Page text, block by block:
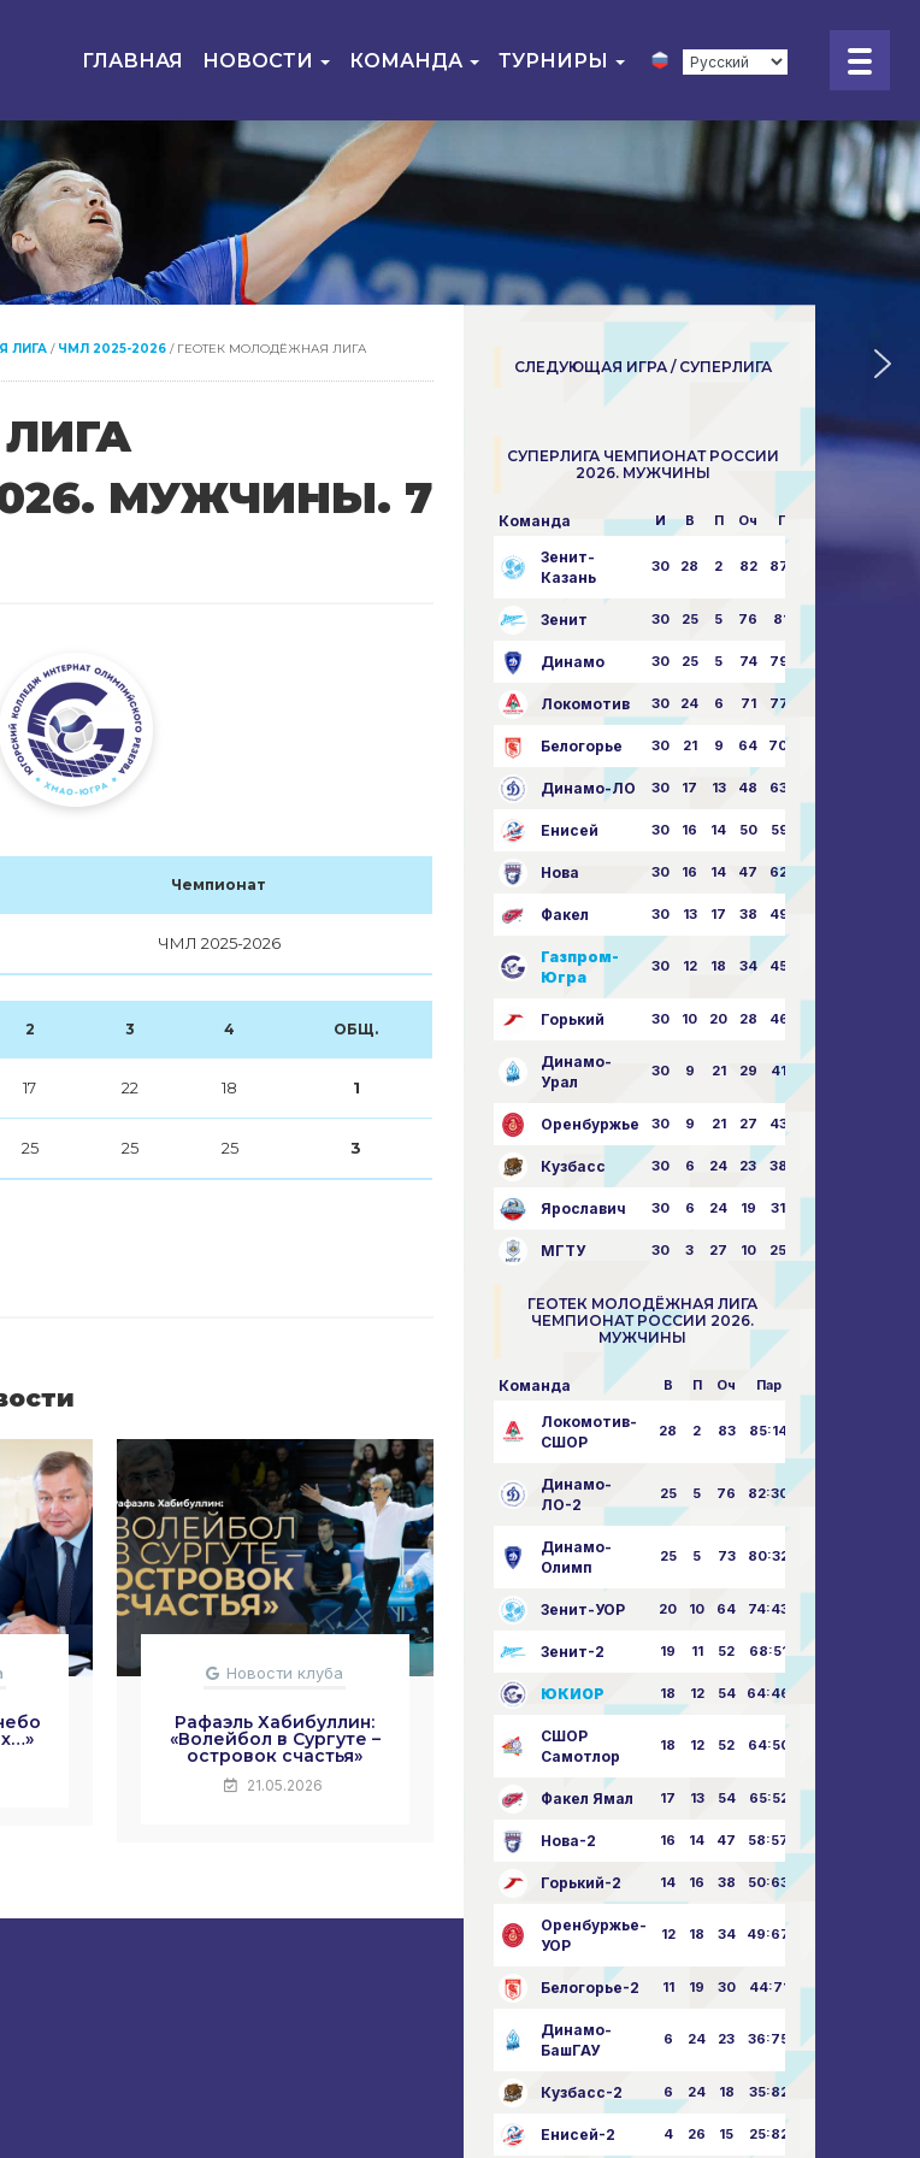
ГЛАВНАЯ НОВОСТИ КОМАНДА ТУРНИРЫ
ЛИГА / ЧМЛ 2025-2026 / ГЕОТЕК МОЛОДЁЖНАЯ ЛИГА
МУЖЧИНЫ. 7
Чемпионат
ЧМЛ 2025-2026
2 3 4 ОБЩ.
17 22 18 1
25 25 25 3
Новости клуба
Рафаэль Хабибуллин:
«Волейбол в Сургуте –
островок счастья»
21.05.2026
С праздником Великой
Победы!
09.05.2026
СЛЕДУЮЩАЯ ИГРА / СУПЕРЛИГА
СУПЕРЛИГА ЧЕМПИОНАТ РОССИИ
2026. МУЖЧИНЫ
Команда И В П Оч Пар
Зенит-
Казань
30 28 2 82 87:24
Зенит 30 25 5 76 81:21
Динамо 30 25 5 74 79:26
Локомотив 30 24 6 71 77:33
Белогорье 30 21 9 64 70:40
Динамо-ЛО 30 17 13 48 63:57
Енисей 30 16 14 50 59:53
Нова 30 16 14 47 62:58
Факел 30 13 17 38 49:62
Газпром-
Югра
30 12 18 34 45:63
Горький 30 10 20 28 46:73
Динамо-
Урал
30 9 21 29 41:70
Оренбуржье 30 9 21 27 43:73
Кузбасс 30 6 24 23 38:76
Ярославич 30 6 24 19 31:80
МГТУ 30 3 27 10 25:87
ГЕОТЕК МОЛОДЁЖНАЯ ЛИГА
ЧЕМПИОНАТ РОССИИ 2026.
МУЖЧИНЫ
Команда В П Оч Пар
Локомотив-
СШОР
28 2 83 85:14
Динамо-
ЛО-2
25 5 76 82:30
Динамо-
Олимп
25 5 73 80:32
Зенит-УОР 20 10 64 74:43
Зенит-2 19 11 52 68:51
ЮКИОР 18 12 54 64:46
СШОР
Самотлор
18 12 52 64:50
Факел Ямал 17 13 54 65:52
Нова-2 16 14 47 58:57
Горький-2 14 16 38 50:63
Оренбуржье-
УОР
12 18 34 49:67
Белогорье-2 11 19 30 44:71
Динамо-
БашГАУ
6 24 23 36:75
Кузбасс-2 6 24 18 35:82
Енисей-2 4 26 15 25:82